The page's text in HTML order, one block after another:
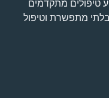
טיפולים מתקדמים
מתפשרת וטיפול